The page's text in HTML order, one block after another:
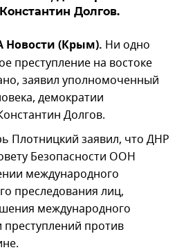
Долгов.
(Крым). Ни одно
преступление на востоке
заявил уполномоченный
демократии
Долгов.
Плотницкий заявил, что ДНР
Безопасности ООН
международного
преследования лиц,
международного
преступлений против